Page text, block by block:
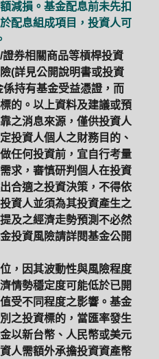
減損。基金配息前未先扣
配息組成項目，投資人可
券相關商品等槓桿投資
(詳見公開說明書或投資
持有基金受益憑證，而
的。以上資料及建議或預
之消息來源，僅供投資人
投資人個人之財務目的、
任何投資前，宜自行考量
求，審慎研判個人在投資
合適之投資決策，不得依
資人並須為其投資產生之
及之經濟走勢預測不必然
投資風險請詳閱基金公開
，因其波動性與風險程度
情勢穩定度可能低於已開
受不同程度之影響。基金
之投資標的，當匯率發生
以新台幣、人民幣或美元
人需額外承擔投資資產幣